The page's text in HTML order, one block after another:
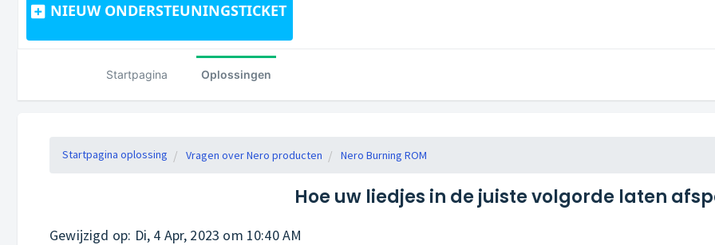
NIEUW ONDERSTEUNINGSTICKET
Startpagina Oplossingen
Startpagina oplossing Vragen over Nero producten Nero Burning ROM
Hoe uw liedjes in de juiste volgorde laten
Gewijzigd op: Di, 4 Apr, 2023 om 10:40 AM